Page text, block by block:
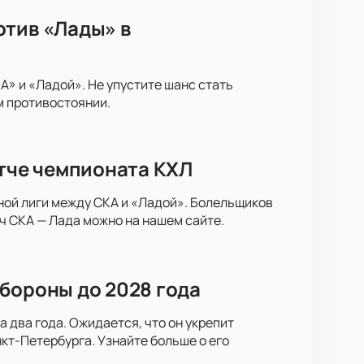
«Лады» в
и «Ладой». Не упустите шанс стать
чемпионата КХЛ
лиги между СКА и «Ладой». Болельщиков
СКА — Лада можно на нашем сайте.
до 2028 года
года. Ожидается, что он укрепит
Петербурга. Узнайте больше о его